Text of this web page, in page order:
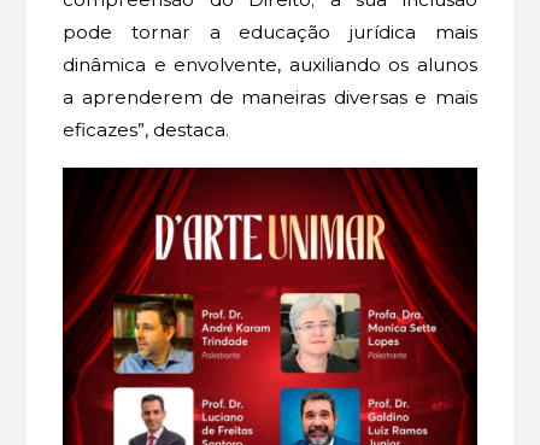
pode tornar a educação jurídica mais
dinâmica e envolvente, auxiliando os alunos
a aprenderem de maneiras diversas e mais
eficazes”, destaca.